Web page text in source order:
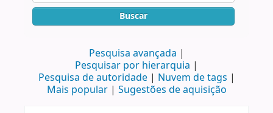
Buscar
Pesquisa avançada
Pesquisar por hierarquia
Pesquisa de autoridade
Nuvem de tags
Mais popular
Sugestões de aquisição